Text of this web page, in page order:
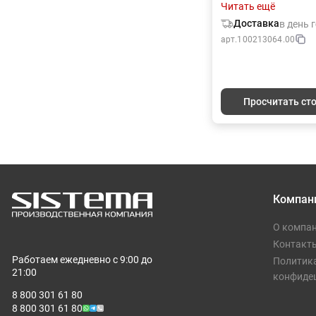
поднимать
вокруг — бесценно!
Читать ещё
Доставкав день
арт.100213064.00
Просчитать
Работаем ежедневно с 9:00 до
21:00
8 800 301 61 80
8 800 301 61 80
О